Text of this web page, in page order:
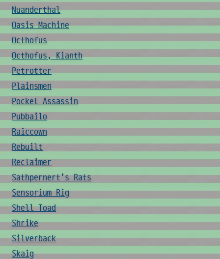
Nuanderthal
Oasis Machine
Octhofus
Octhofus, Kianth
Petrotter
Plainsmen
Pocket Assassin
Pubbailo
Raiccown
Rebuilt
Reclaimer
Sathpernert's Rats
Sensorium Rig
Shell Toad
Shrike
Silverback
Skaig